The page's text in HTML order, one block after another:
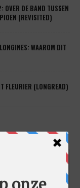
OVER DE BAND TUSSEN
(REVISITED)
WAAROM DIT
FLEURIER (LONGREAD)